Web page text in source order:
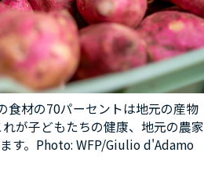
食材の70パーセントは地元の産物
が子どもたちの健康、地元の農家
す。Photo: WFP/Giulio d'Adamo